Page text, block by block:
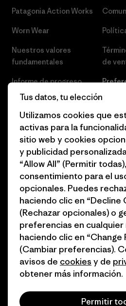
Patagonia Action Works
Worn Wear
Nuestros valores
fundamentales
Informe de progreso
Business Unusual
Objetivos climáticos
1% for the Planet
Cómo financiamos
Tarjetas regalo
Encuentra una tienda
de
Empleo
Prensa
del
Mapa
España
© 2026 Patagonia, Inc. Todos los
Tus datos, tu elección
Utilizamos cookies que
activas para la
sitio web y cookies
y publicidad
“Allow All” (Permitir
consentimiento para el
opcionales. Puedes
haciendo clic en “Decline
(Rechazar opcionales) o
preferencias en cualquier
haciendo clic en
(Cambiar preferencias).
avisos de cookies y de
obtener más información.
Permitir